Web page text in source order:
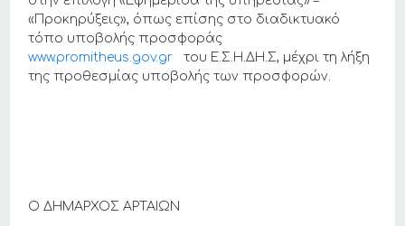
«Προκηρύξεις», όπως επίσης στο διαδικτυακό
τόπο υποβολής προσφοράς
www.promitheus.gov.gr του Ε.Σ.Η.ΔΗ.Σ, μέχρι τη λήξη
της προθεσμίας υποβολής των προσφορών.
Ο ΔΗΜΑΡΧΟΣ ΑΡΤΑΙΩΝ